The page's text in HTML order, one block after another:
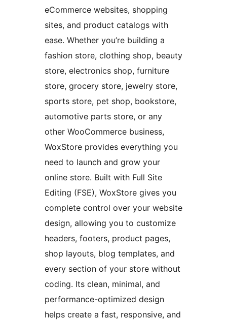
eCommerce websites, shopping
sites, and product catalogs with
ease. Whether you’re building a
fashion store, clothing shop, beauty
store, electronics shop, furniture
store, grocery store, jewelry store,
sports store, pet shop, bookstore,
automotive parts store, or any
other WooCommerce business,
WoxStore provides everything you
need to launch and grow your
online store. Built with Full Site
Editing (FSE), WoxStore gives you
complete control over your website
design, allowing you to customize
headers, footers, product pages,
shop layouts, blog templates, and
every section of your store without
coding. Its clean, minimal, and
performance-optimized design
helps create a fast, responsive, and